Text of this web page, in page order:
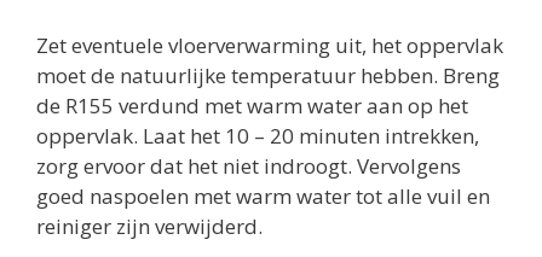
Zet eventuele vloerverwarming uit, het oppervlak
moet de natuurlijke temperatuur hebben. Breng
de R155 verdund met warm water aan op het
oppervlak. Laat het 10 – 20 minuten intrekken,
zorg ervoor dat het niet indroogt. Vervolgens
goed naspoelen met warm water tot alle vuil en
reiniger zijn verwijderd.